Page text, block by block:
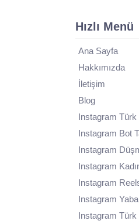
Hızlı Menü
Ana Sayfa
Hakkımızda
İletişim
Blog
Instagram Türk
Instagram Bot
Instagram
Instagram
Instagram
Instagram
Instagram Türk